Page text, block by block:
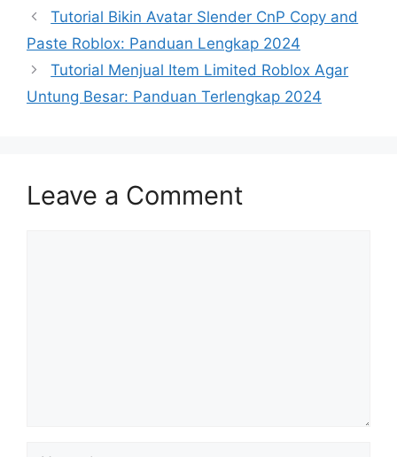
Tutorial Bikin Avatar Slender CnP Copy and
Paste Roblox: Panduan Lengkap 2024
Tutorial Menjual Item Limited Roblox Agar
Untung Besar: Panduan Terlengkap 2024
Leave a Comment